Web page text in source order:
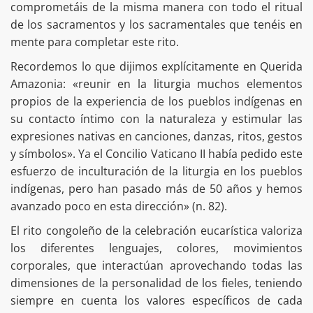
comprometáis de la misma manera con todo el ritual
de los sacramentos y los sacramentales que tenéis en
mente para completar este rito.
Recordemos lo que dijimos explícitamente en Querida
Amazonia: «reunir en la liturgia muchos elementos
propios de la experiencia de los pueblos indígenas en
su contacto íntimo con la naturaleza y estimular las
expresiones nativas en canciones, danzas, ritos, gestos
y símbolos». Ya el Concilio Vaticano II había pedido este
esfuerzo de inculturación de la liturgia en los pueblos
indígenas, pero han pasado más de 50 años y hemos
avanzado poco en esta dirección» (n. 82).
El rito congoleño de la celebración eucarística valoriza
los diferentes lenguajes, colores, movimientos
corporales, que interactúan aprovechando todas las
dimensiones de la personalidad de los fieles, teniendo
siempre en cuenta los valores específicos de cada